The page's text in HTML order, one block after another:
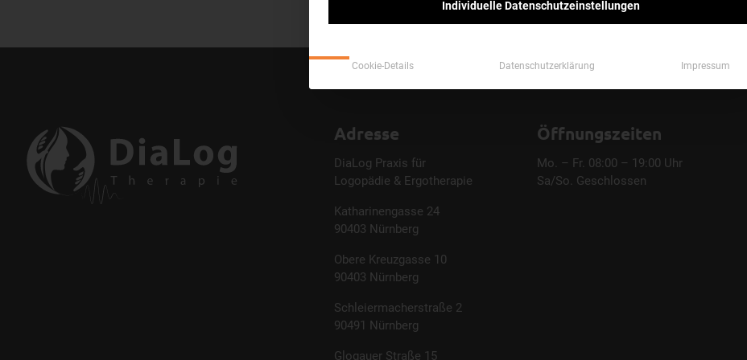
Adresse
DiaLog Praxis für
Logopädie & Ergotherapie
Katharinengasse 24
90403 Nürnberg
Obere Kreuzgasse 10
90403 Nürnberg
Schleiermacherstraße 2
90491 Nürnberg
Glogauer Straße 15
Öffnungszeiten
Mo. – Fr. 08:00 – 19:00 Uhr
Sa/So. Geschlossen
Individuelle Datenschutzeinstellungen
Cookie-Details Datenschutzerklärung Impressum